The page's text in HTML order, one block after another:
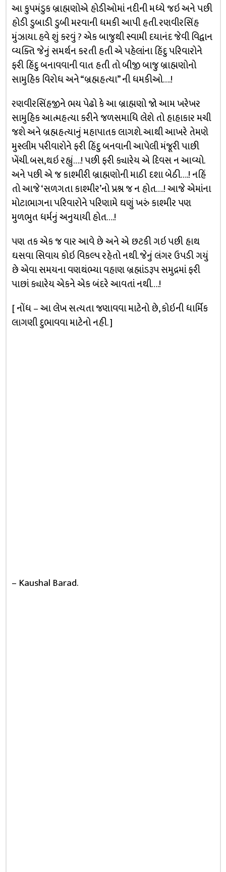
આ કુપમંડુક બ્રાહ્મણોએ હોડીઓમાં નદીની મધ્યે જઇ અને પછી
હોડી ડુબાડી ડુબી મરવાની ધમકી આપી હતી. રણવીરસિંહ
મુંઝાયા. હવે શું કરવું ? એક બાજુથી સ્વામી દયાનંદ જેવી વિદ્વાન
વ્યક્તિ જેનું સમર્થન કરતી હતી એ પહેલાંના હિંદુ પરિવારોને
ફરી હિંદુ બનાવવાની વાત હતી તો બીજી બાજુ બ્રાહ્મણોનો
સામુહિક વિરોધ અને “બ્રહ્મહત્યા” ની ધમકીઓ….!
રણવીરસિંહજીને ભય પેઢો કે આ બ્રાહ્મણો જો આમ ખરેખર
સામુહિક આત્મહત્યા કરીને જળસમાધિ લેશે તો હાહાકાર મચી
જશે અને બ્રહ્મહત્યાનું મહાપાતક લાગશે. આથી આખરે તેમણે
મુસ્લીમ પરીવારોને ફરી હિંદુ બનવાની આપેલી મંજૂરી પાછી
ખેંચી. બસ,થઇ રહ્યું….! પછી ફરી ક્યારેય એ દિવસ ન આવ્યો.
અને પછી એ જ કાશ્મીરી બ્રાહ્મણોની માઠી દશા બેઠી….! નહિં
તો આજે ‘સળગતા કાશ્મીર’નો પ્રશ્ન જ ન હોત….! આજે એમાંના
મોટાભાગના પરિવારોને પરિણામે ઘણું ખરું કાશ્મીર પણ
મુળભુત ધર્મનું અનુયાયી હોત….!
પણ તક એક જ વાર આવે છે અને એ છટકી ગઇ પછી હાથ
ઘસવા સિવાય કોઇ વિકલ્પ રહેતો નથી. જેનું લંગર ઉપડી ગયું
છે એવા સમયના વણથંભ્યા વહાણ બ્રહ્માંડરૂપ સમુદ્રમાં ફરી
પાછાં ક્યારેય એકને એક બંદરે આવતાં નથી….!
[ નોંધ – આ લેખ સત્યતા જણાવવા માટેનો છે, કોઇની ધાર્મિક
લાગણી દુભાવવા માટેનો નહી. ]
– Kaushal Barad.